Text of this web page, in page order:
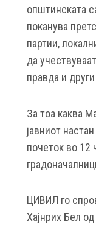
општинската
поканува
партии,
да
правда и
За тоа каква
јавниот
почеток во 12
ЦИВИЛ го
Хајнрих Бел